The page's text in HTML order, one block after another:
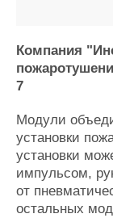
Судостроение
Пульс
Компании
Репутация
Работа
Крюинг
Журнал
Реклама
Компания
7
Модули
установки
установки
импульсом,
от
остальных